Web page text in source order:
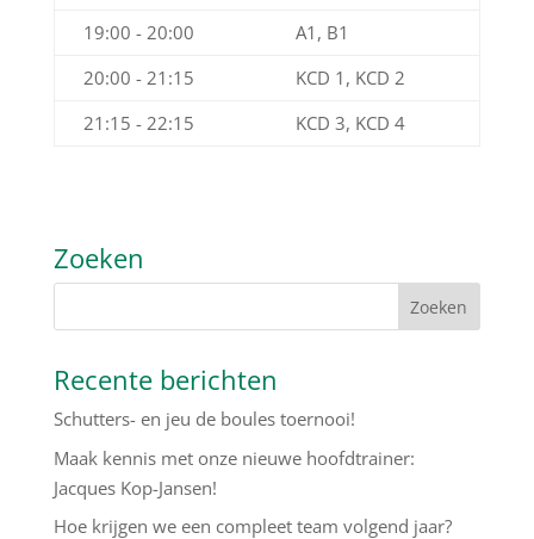
19:00 - 20:00
A1, B1
20:00 - 21:15
KCD 1, KCD 2
21:15 - 22:15
KCD 3, KCD 4
Zoeken
Recente berichten
Schutters- en jeu de boules toernooi!
Maak kennis met onze nieuwe hoofdtrainer:
Jacques Kop-Jansen!
Hoe krijgen we een compleet team volgend jaar?